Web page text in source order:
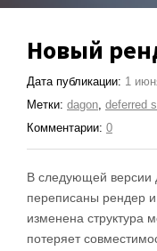
Новый
Дата публикации: 1
Метки: dagon, deferred
Комментарии: 0
В следующей версии
переписаны рендер и
изменена структура
потеряет